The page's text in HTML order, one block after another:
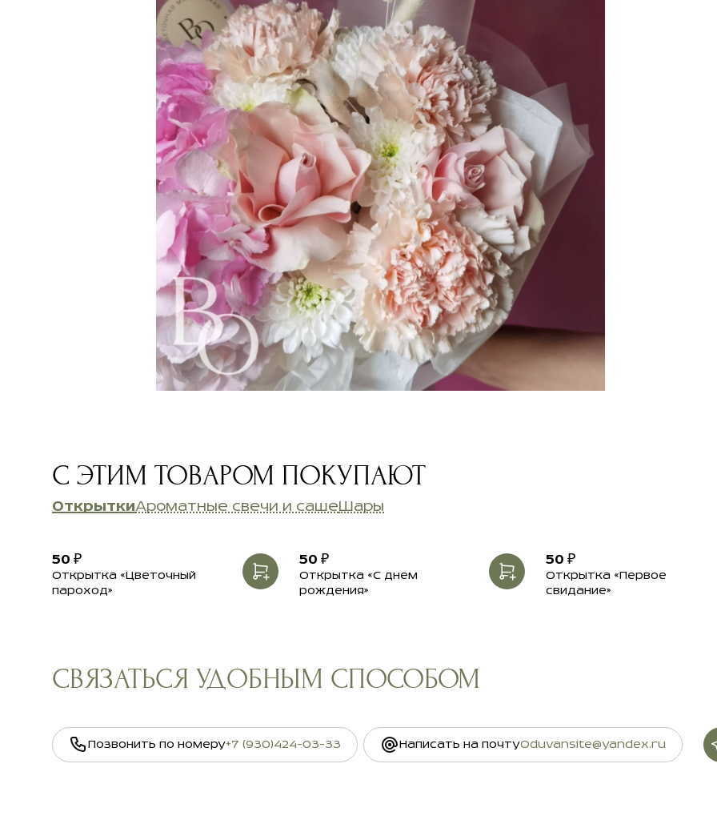
С ЭТИМ ТОВАРОМ ПОКУПАЮТ
ОткрыткиАроматные свечи и сашеШары
Открытка «Цветочный
пароход»
50 ₽
Открытка «С днем
рождения»
50 ₽
Открытка «Первое
свидание»
50 ₽
СВЯЗАТЬСЯ УДОБНЫМ СПОСОБОМ
Позвонить по номеру+7 (930)424-03-33 Написать на почтуOduvansite@yandex.ru